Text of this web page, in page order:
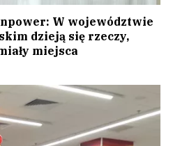
W województwie
dzieją się rzeczy,
miejsca